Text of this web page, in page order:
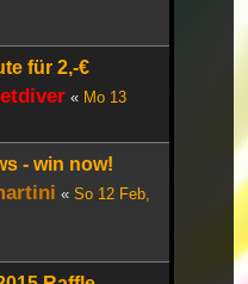
für 2,-€
« Mo 13
- win now!
« So 12 Feb,